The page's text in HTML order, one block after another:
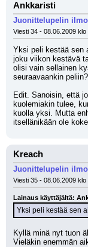
Ankkaristi
Juonittelupelin
Viesti 34 - 08.06.2009 klo
Yksi peli kestää sen
joku viikon kestävä
olisi vain sellainen
seuraavaankin peliin?
Edit. Sanoisin, että
kuolemiakin tulee,
kuolla yksi. Mutta
itsellänikään ole
Kreach
Juonittelupelin
Viesti 35 - 08.06.2009 klo
Lainaus käyttäjältä:
Yksi peli kestää sen
Kyllä minä nyt tuon
Vieläkin enemmän